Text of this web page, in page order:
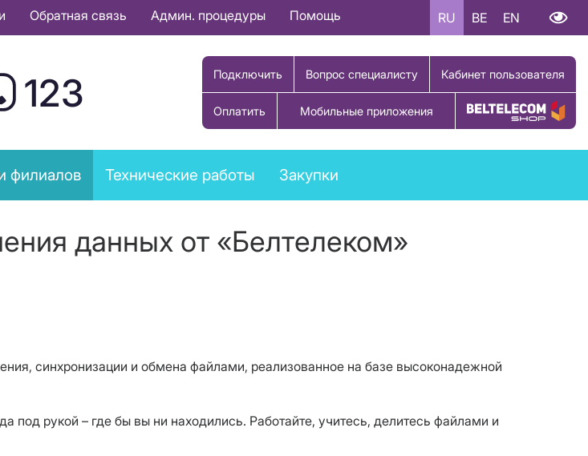
Обратная связь Админ. процедуры Помощь RU BE EN
123 Подключить Вопрос специалисту Кабинет пользователя
Оплатить Мобильные приложения Купить товар
филиалов Технические работы Закупки
данных от «Белтелеком»
синхронизации и обмена файлами, реализованное на базе высоконадежной
рукой – где бы вы ни находились. Работайте, учитесь, делитесь файлами и